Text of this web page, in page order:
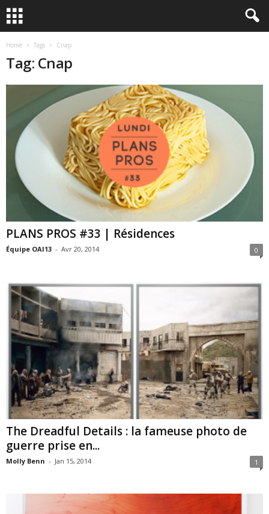
Home Tags Cnap
Tag: Cnap
PLANS PROS #33 | Résidences
Équipe OAI13 - Avr 20, 2014 0
The Dreadful Details : la fameuse photo de
guerre prise en...
Molly Benn - Jan 15, 2014 1